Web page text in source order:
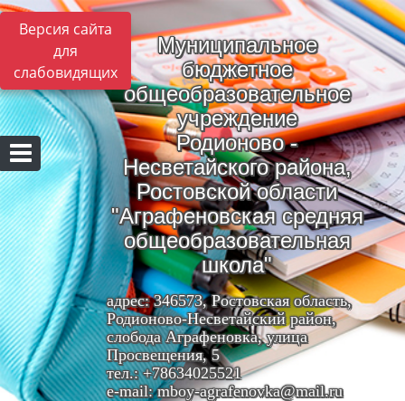
Версия сайта
для
слабовидящих
Муниципальное
бюджетное
общеобразовательное
учреждение
Родионово -
Несветайского района,
Ростовской области
"Аграфеновская средняя
общеобразовательная
школа"
адрес: 346573, Ростовская область,
Родионово-Несветайский район,
слобода Аграфеновка, улица
Просвещения, 5
тел.: +78634025521
e-mail: mboy-agrafenovka@mail.ru